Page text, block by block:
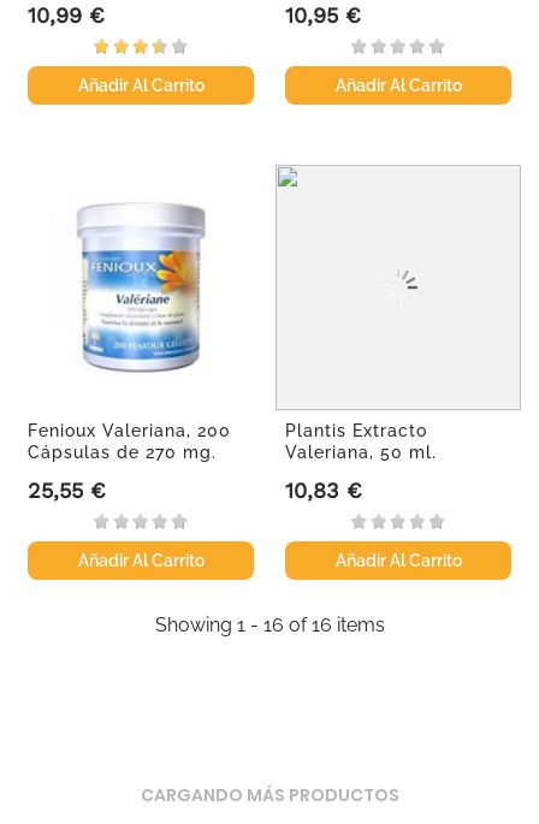
Precio
10,99 €
Añadir Al Carrito
Precio
10,95 €
Añadir Al Carrito
Fenioux Valeriana, 200
Cápsulas de 270 mg.
Precio
25,55 €
Añadir Al Carrito
Plantis Extracto
Valeriana, 50 ml.
Precio
10,83 €
Añadir Al Carrito
Showing 1 - 16 of 16 items
CARGANDO MÁS PRODUCTOS